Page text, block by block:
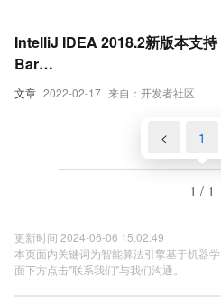
文章 2022-02-17 来自：开发者社区
IntelliJ IDEA 2018.2新版本支
Bar…
< 1
1 / 1
更新时间 2024-06-06 15:02:49
本页面内关键词为智能算法引擎基于机器
面下方点击"联系我们"与我们沟通。